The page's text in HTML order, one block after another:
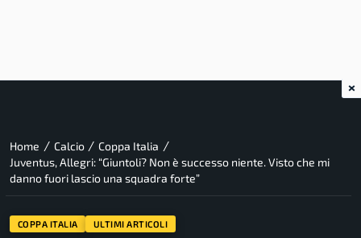
Home / Calcio / Coppa Italia /
Juventus, Allegri: “Giuntoli? Non è successo niente. Visto che mi
danno fuori lascio una squadra forte”
COPPA ITALIA ULTIMI ARTICOLI
×